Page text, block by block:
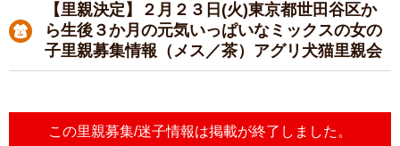
【里親決定】２月２３日(火)東京都世田谷区か
ら生後３か月の元気いっぱいなミックスの女の
子里親募集情報（メス／茶）アグリ犬猫里親会
この里親募集/迷子情報は掲載が終了しました。